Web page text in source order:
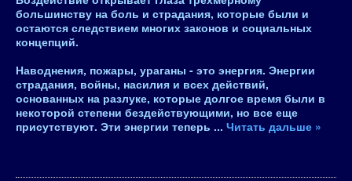
большинству на боль и страдания, которые были и
остаются следствием многих законов и социальных
концепций.
Наводнения, пожары, ураганы - это энергия. Энергии
страдания, войны, насилия и всех действий,
основанных на разлуке, которые долгое время были в
некоторой степени бездействующими, но все еще
присутствуют. Эти энергии теперь ... Читать дальше »